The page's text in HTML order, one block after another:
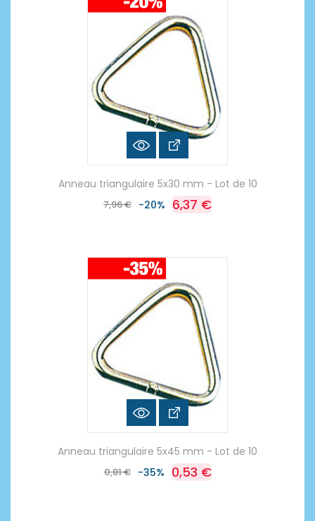
Anneau triangulaire 5x30 mm - Lot de 10
7,96 € -20% 6,37 €
Anneau triangulaire 5x45 mm - Lot de 10
0,81 € -35% 0,53 €